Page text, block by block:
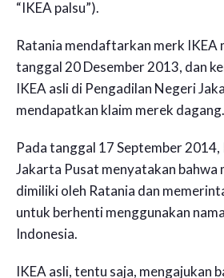
“IKEA palsu”).
Ratania mendaftarkan merk IKEA
tanggal 20 Desember 2013, dan
IKEA asli di Pengadilan Negeri
mendapatkan klaim merek dagang.
Pada tanggal 17 September
Jakarta Pusat menyatakan bahwa
dimiliki oleh Ratania dan
untuk berhenti menggunakan
Indonesia.
IKEA asli, tentu saja, mengajukan